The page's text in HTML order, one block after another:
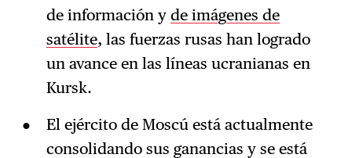
de información y de imágenes de
satélite, las fuerzas rusas han logrado
un avance en las líneas ucranianas en
Kursk.
El ejército de Moscú está actualmente
consolidando sus ganancias y se está